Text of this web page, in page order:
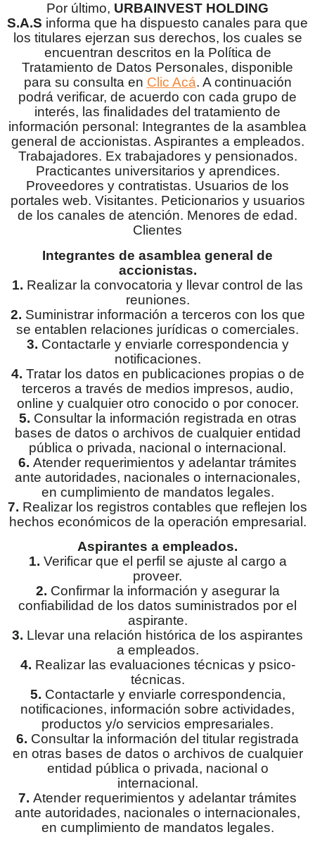
Por último, URBAINVEST HOLDING
S.A.S informa que ha dispuesto canales para que
los titulares ejerzan sus derechos, los cuales se
encuentran descritos en la Política de
Tratamiento de Datos Personales, disponible
para su consulta en Clic Acá. A continuación
podrá verificar, de acuerdo con cada grupo de
interés, las finalidades del tratamiento de
información personal: Integrantes de la asamblea
general de accionistas. Aspirantes a empleados.
Trabajadores. Ex trabajadores y pensionados.
Practicantes universitarios y aprendices.
Proveedores y contratistas. Usuarios de los
portales web. Visitantes. Peticionarios y usuarios
de los canales de atención. Menores de edad.
Clientes
Integrantes de asamblea general de
accionistas.
1. Realizar la convocatoria y llevar control de las
reuniones.
2. Suministrar información a terceros con los que
se entablen relaciones jurídicas o comerciales.
3. Contactarle y enviarle correspondencia y
notificaciones.
4. Tratar los datos en publicaciones propias o de
terceros a través de medios impresos, audio,
online y cualquier otro conocido o por conocer.
5. Consultar la información registrada en otras
bases de datos o archivos de cualquier entidad
pública o privada, nacional o internacional.
6. Atender requerimientos y adelantar trámites
ante autoridades, nacionales o internacionales,
en cumplimiento de mandatos legales.
7. Realizar los registros contables que reflejen los
hechos económicos de la operación empresarial.
Aspirantes a empleados.
1. Verificar que el perfil se ajuste al cargo a
proveer.
2. Confirmar la información y asegurar la
confiabilidad de los datos suministrados por el
aspirante.
3. Llevar una relación histórica de los aspirantes
a empleados.
4. Realizar las evaluaciones técnicas y psico-
técnicas.
5. Contactarle y enviarle correspondencia,
notificaciones, información sobre actividades,
productos y/o servicios empresariales.
6. Consultar la información del titular registrada
en otras bases de datos o archivos de cualquier
entidad pública o privada, nacional o
internacional.
7. Atender requerimientos y adelantar trámites
ante autoridades, nacionales o internacionales,
en cumplimiento de mandatos legales.